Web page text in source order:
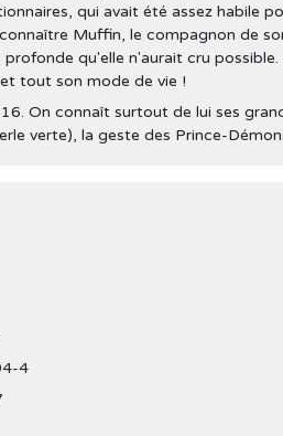
qui avait été assez habile
Muffin, le compagnon de
qu'elle n'aurait cru
tout son mode de vie !
On connaît surtout de lui ses
verte), la geste des Prince-
4